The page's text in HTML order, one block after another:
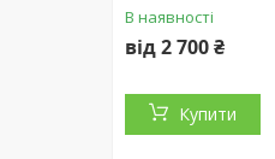
В наявності
від 2 700 ₴
Купити